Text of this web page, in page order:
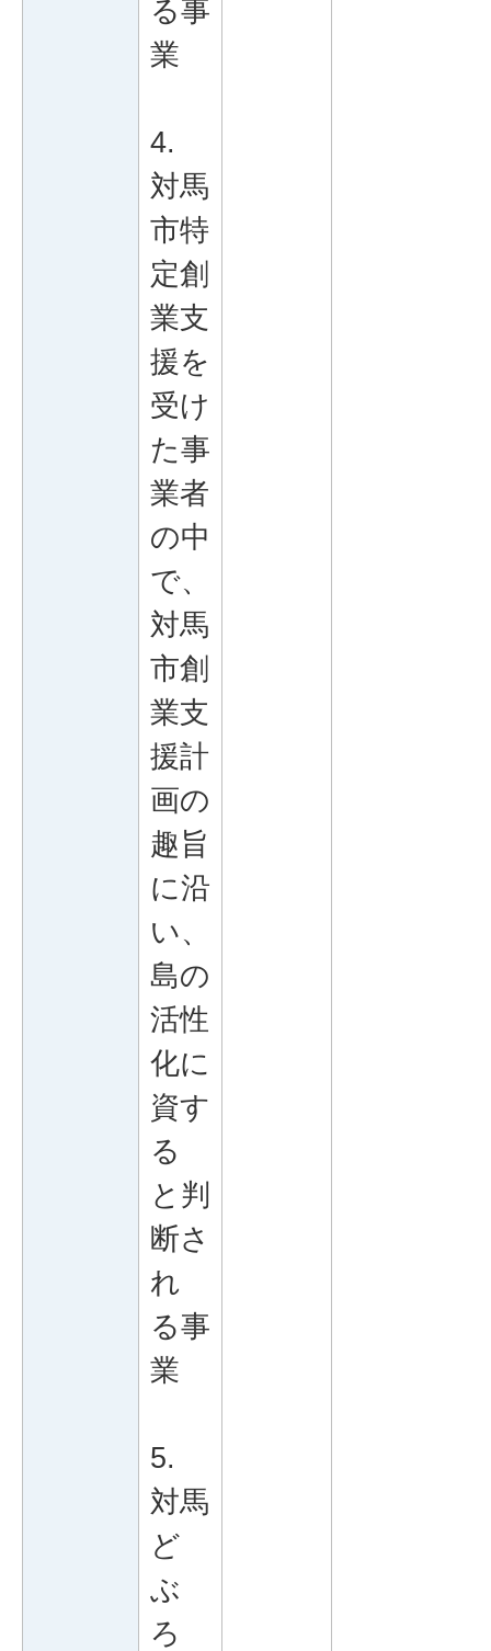
る事
業
4.
対馬
市特
定創
業支
援を
受け
た事
業者
の中
で、
対馬
市創
業支
援計
画の
趣旨
に沿
い、
島の
活性
化に
資す
る
と判
断さ
れ
る事
業
5.
対馬
ど
ぶ
ろ